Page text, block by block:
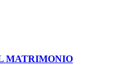
MATRIMONIO